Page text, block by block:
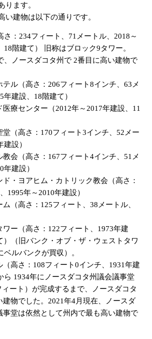
ります。
建物は以下の通りです。
さ：234フィート、71メートル、2018～
18階建て） 旧称はブロック9タワー。
、ノースダコタ州で 2番目に高い建物で
テル（高さ：206フィート8インチ、63メ
年建設、18階建て）
医療センター（2012年～2017年建設、11
堂（高さ：170フィート3インチ、52メー
建設）
教会（高さ：167フィート4インチ、51メ
年建設）
ド・ヨアヒム・カトリック教会（高さ：
1995年～2010年建設）
（高さ：125フィート、38メートル、
ワー（高さ：122フィート、1973年建
）（旧バンク・オブ・ザ・ウェストタワ
ベルバンクが買収）。
（高さ：108フィート0インチ、1931年建
ら 1934年にノースダコタ州議会議事堂
ィート）が完成するまで、ノースダコタ
建物でした。2021年4月現在、ノースダ
事堂は依然として州内で最も高い建物で